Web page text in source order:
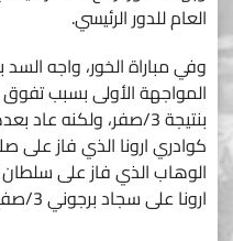
العام للدور الرئيسي.
وفي مباراة الخور، واجه
المواجهة الأولى بسبب
ارونا على سجاد برجوني 3/صفر.